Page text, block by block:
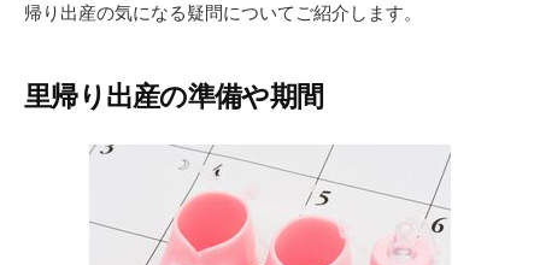
帰り出産の気になる疑問についてご紹介します。
里帰り出産の準備や期間